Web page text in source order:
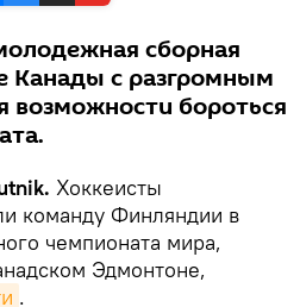
сборная
Канады с разгромным
возможности бороться
Хоккеисты
команду Финляндии в
чемпионата мира,
Эдмонтоне,
.